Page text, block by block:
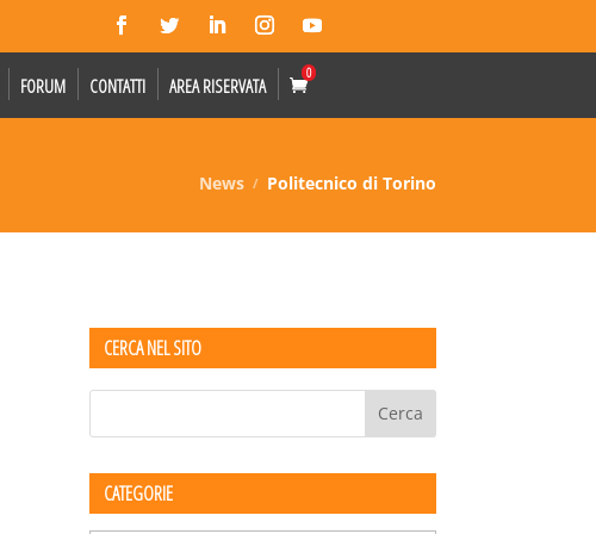
FORUM CONTATTI AREA RISERVATA
0
News Politecnico di Torino
CERCA NEL SITO
CATEGORIE